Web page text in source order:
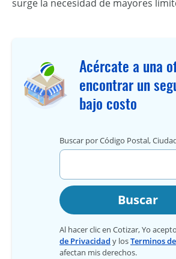
surge la necesidad de mayores
Acércate a una
encontrar un
bajo costo
Buscar por Código Postal,
Buscar
Al hacer clic en Cotizar, Yo
de Privacidad y losTerminos
afectan mis derechos.